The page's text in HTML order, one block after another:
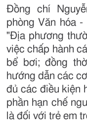
Đồng chí
phòng Văn hóa
"Địa phương
việc chấp hành
bể bơi; đồng
hướng dẫn các
đủ các điều kiện
phần hạn chế
là đối với trẻ em